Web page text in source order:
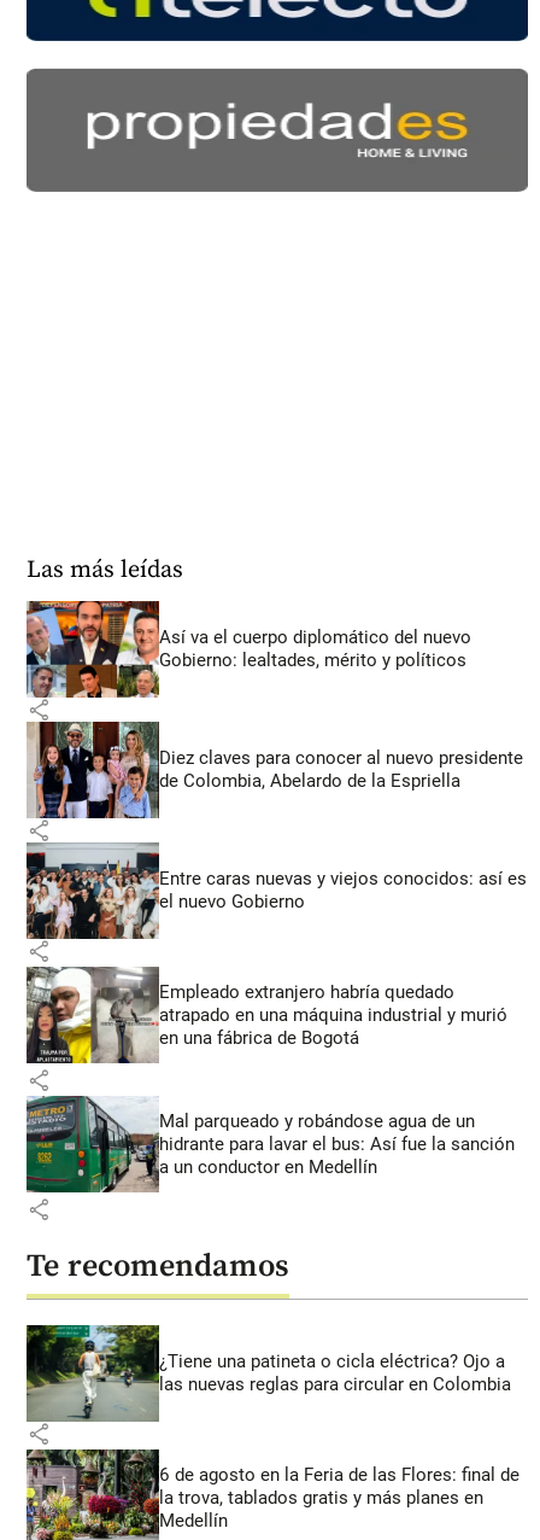
Las más leídas
Así va el cuerpo diplomático del nuevo
Gobierno: lealtades, mérito y políticos
share
Diez claves para conocer al nuevo presidente
de Colombia, Abelardo de la Espriella
share
Entre caras nuevas y viejos conocidos: así es
el nuevo Gobierno
share
Empleado extranjero habría quedado
atrapado en una máquina industrial y murió
en una fábrica de Bogotá
share
Mal parqueado y robándose agua de un
hidrante para lavar el bus: Así fue la sanción
a un conductor en Medellín
share
Te recomendamos
¿Tiene una patineta o cicla eléctrica? Ojo a
las nuevas reglas para circular en Colombia
share
6 de agosto en la Feria de las Flores: final de
la trova, tablados gratis y más planes en
Medellín